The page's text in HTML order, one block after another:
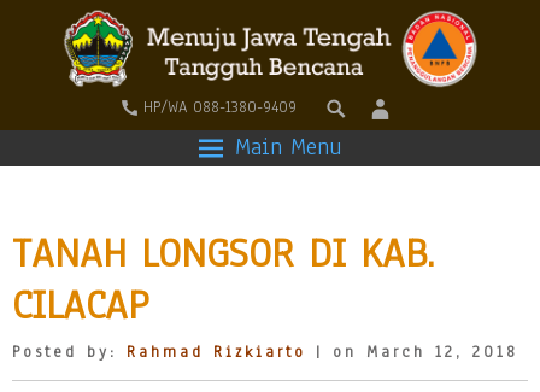
HP/WA 088-1380-9409
Main Menu
TANAH LONGSOR DI KAB.
CILACAP
Posted by: Rahmad Rizkiarto | on March 12, 2018